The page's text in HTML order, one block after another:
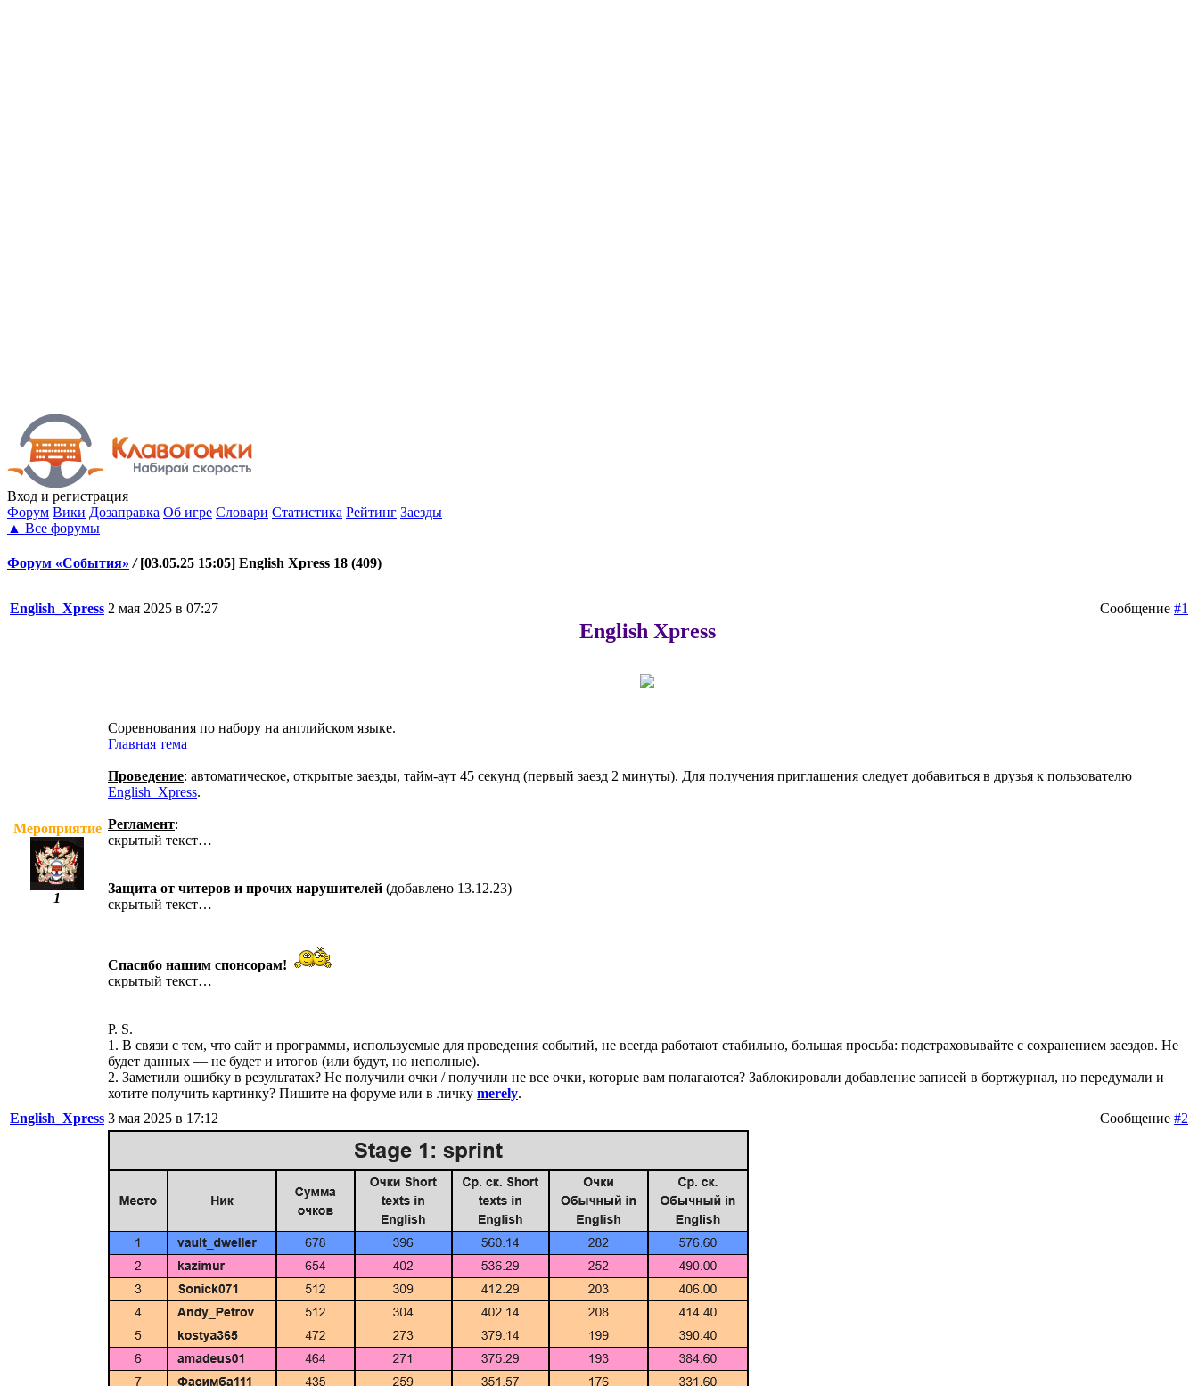
Вход и регистрация
Форум Вики Дозаправка Об игре Словари Статистика Рейтинг Заезды
▲ Все форумы
Форум «События» / [03.05.25 15:05] English Xpress 18 (409)
English_Xpress Сообщение #1
2 мая 2025 в 07:27
Мероприятие
1
English Xpress
Соревнования по набору на английском языке.
Главная тема
Проведение: автоматическое, открытые заезды, тайм-аут 45 секунд (первый заезд 2 минуты). Для получения приглашения следует добавиться в друзья к пользователю
English_Xpress.
Регламент:
скрытый текст…
Защита от читеров и прочих нарушителей (добавлено 13.12.23)
скрытый текст…
Спасибо нашим спонсорам!
скрытый текст…
P. S.
1. В связи с тем, что сайт и программы, используемые для проведения событий, не всегда работают стабильно, большая просьба: подстраховывайте с сохранением заездов. Не
будет данных — не будет и итогов (или будут, но неполные).
2. Заметили ошибку в результатах? Не получили очки / получили не все очки, которые вам полагаются? Заблокировали добавление записей в бортжурнал, но передумали и
хотите получить картинку? Пишите на форуме или в личку merely.
English_Xpress
Сообщение #2
3 мая 2025 в 17:12